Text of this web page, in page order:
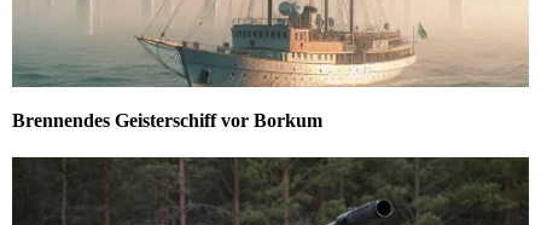
Brennendes Geisterschiff vor Borkum